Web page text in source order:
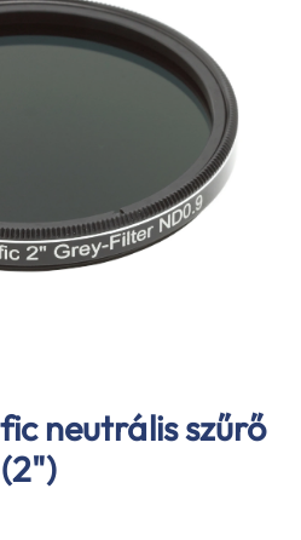
neutrális szűrő